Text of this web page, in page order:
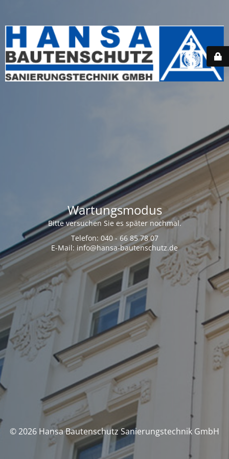
Wartungsmodus
Bitte versuchen Sie es später nochmal.
Telefon: 040 - 66 85 78 07
E-Mail: info@hansa-bautenschutz.de
© 2026 Hansa Bautenschutz Sanierungstechnik GmbH